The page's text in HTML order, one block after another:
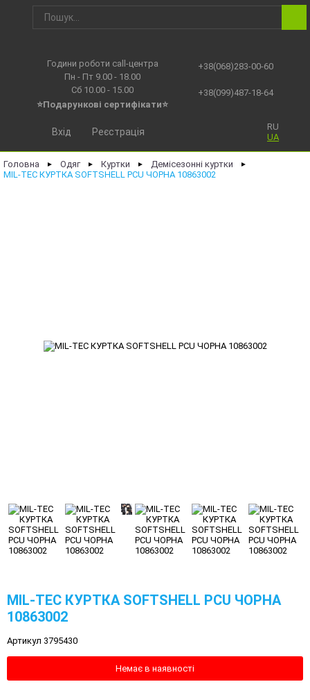
Години роботи call-центра
Пн - Пт 9.00 - 18.00
Сб 10.00 - 15.00
⭐Подарункові сертифікати⭐
+38(068)283-00-60
+38(099)487-18-64
RU
UA
Вхід Реєстрація
Головна ► Одяг ► Куртки ► Демісезонні куртки ►
MIL-TEC КУРТКА SOFTSHELL PCU ЧОРНА 10863002
MIL-TEC КУРТКА SOFTSHELL PCU ЧОРНА
10863002
Артикул 3795430
Немає в наявності